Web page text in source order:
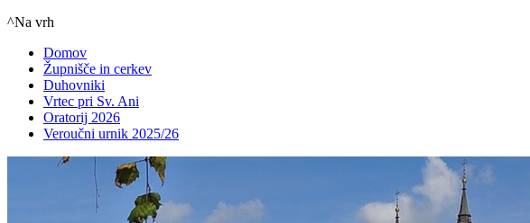
^Na vrh
Domov
Župnišče in cerkev
Duhovniki
Vrtec pri Sv. Ani
Oratorij 2026
Veroučni urnik 2025/26